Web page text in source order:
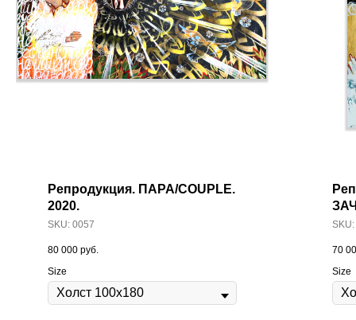
Репродукция. ПАРА/COUPLE.
2020.
SKU: 0057
80 000 руб.
Size
70
Size